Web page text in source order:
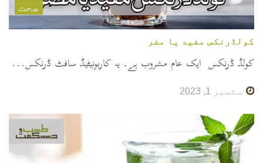
صحت
کولڈرنکس مفید یا مضر
کولڈ ڈرنکس ایک عام مشروب ہے۔ یہ کاربونیٹیڈ سافٹ ڈرنکس...
ستمبر 1, 2023